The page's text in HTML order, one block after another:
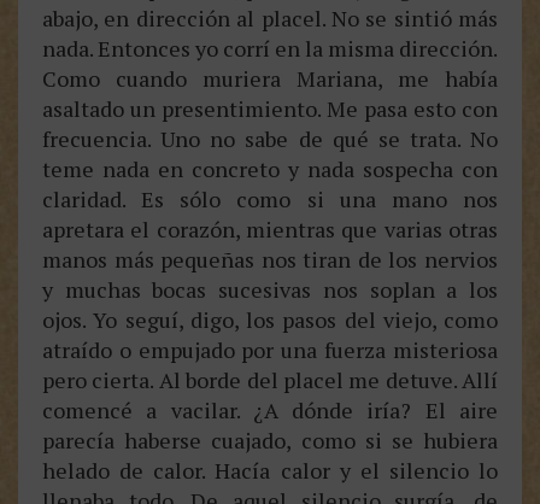
abajo, en dirección al placel. No se sintió más
nada. Entonces yo corrí en la misma dirección.
Como cuando muriera Mariana, me había
asaltado un presentimiento. Me pasa esto con
frecuencia. Uno no sabe de qué se trata. No
teme nada en concreto y nada sospecha con
claridad. Es sólo como si una mano nos
apretara el corazón, mientras que varias otras
manos más pequeñas nos tiran de los nervios
y muchas bocas sucesivas nos soplan a los
ojos. Yo seguí, digo, los pasos del viejo, como
atraído o empujado por una fuerza misteriosa
pero cierta. Al borde del placel me detuve. Allí
comencé a vacilar. ¿A dónde iría? El aire
parecía haberse cuajado, como si se hubiera
helado de calor. Hacía calor y el silencio lo